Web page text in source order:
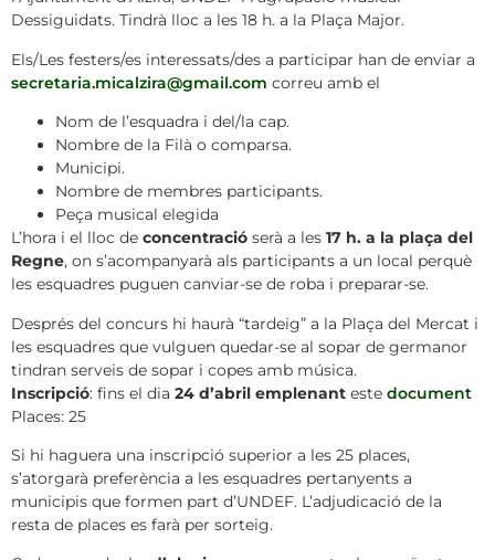
Dessiguidats. Tindrà lloc a les 18 h. a la Plaça Major.
Els/Les festers/es interessats/des a participar han de enviar a
secretaria.micalzira@gmail.com correu amb el
Nom de l’esquadra i del/la cap.
Nombre de la Filà o comparsa.
Municipi.
Nombre de membres participants.
Peça musical elegida
L’hora i el lloc de concentració serà a les 17 h. a la plaça del
Regne, on s’acompanyarà als participants a un local perquè
les esquadres puguen canviar-se de roba i preparar-se.
Després del concurs hi haurà “tardeig” a la Plaça del Mercat i
les esquadres que vulguen quedar-se al sopar de germanor
tindran serveis de sopar i copes amb música.
Inscripció: fins el dia 24 d’abril emplenant este document
Places: 25
Si hi haguera una inscripció superior a les 25 places,
s’atorgarà preferència a les esquadres pertanyents a
municipis que formen part d’UNDEF. L’adjudicació de la
resta de places es farà per sorteig.